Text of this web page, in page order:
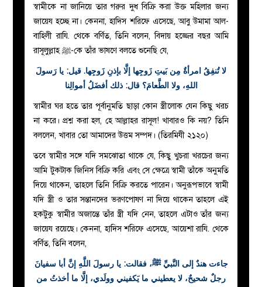
প্রশ্ন
করুন
স্বামীকে না জানিয়ে তার গরুর দুধ বিক্রি করা উক্ত মহিলার জন্য
জায়েয হচ্ছে না। কেননা, হাদিস শরিফে এসেছে, আবু উমামা আল-
বাহিলী রাযি. থেকে বর্ণিত, তিনি বলেন, বিদায় হজ্জের বছর আমি
রাসূলুল্লাহ
ﷺ-কে তাঁর ভাষণে বলতে শুনেছি যে,
لا تُنفِقُ امرأةٌ مِن بَيتِ زَوجِها إلَّا بإذنِ زَوجِها. قيل: يا رَسولَ
اللهِ، ولا الطَّعامَ؟ قال: ذلك أفضَلُ أموالِنا
স্বামীর ঘর হতে তার পূর্বানুমতি ছাড়া কোন স্ত্রীলোক যেন কিছু খরচ
না করে। প্রশ্ন করা হল, হে আল্লাহর রাসূল! খাবারও কি নয়? তিনি
বললেন, খাবার তো আমাদের উত্তম সম্পদ। (তিরমিযী ২১২০)
তবে স্বামীর সঙ্গে যদি সমঝোতা থাকে যে, কিছু খুচরা খরচের জন্য
আমি টুকটাক জিনিস বিক্রি করি এবং সে ক্ষেত্রে স্বামী তাঁকে অনুমতি
দিয়ে থাকেন, তাহলে তিনি বিক্রি করতে পারেন। অনুরূপভাবে স্বামী
যদি স্ত্রী ও তার সন্তানদের ভরণপোষণ না দিয়ে থাকেন তাহলে এই
হকটুকু স্বামীর অজান্তে তাঁর স্ত্রী যদি নেন, তাহলে এটাও তাঁর জন্য
জায়েয রয়েছে। কেননা, হাদিস শরিফে এসেছে, আয়েশা রাযি. থেকে
বর্ণিত, তিনি বলেন,
جاءت هندٌ إلى النَّبيِّﷺ، فقالت: يا رسولَ اللَّهِ إنَّ أبا سفيانَ
رجلٌ شحيحٌ، لا يعطيني ما يَكفيني وولَدي، إلَّا ما أخذتُ من